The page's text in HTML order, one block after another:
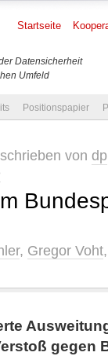
Datensicherheit
Umfeld
Startseite
Positionspapier
von dp
, Gregor Voht
gegen